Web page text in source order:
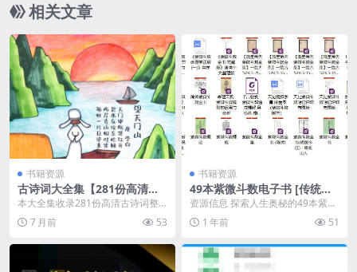
相关文章
书籍资源
古诗词大全集【281份高清资
料整理版】【PDF】
本大全集收录281份高清古诗词整
理资料，涵盖《诗经》《楚辞》、
汉乐府、唐诗、宋词...
7 月前 53
书籍资源
49本紫微斗数电子书 [传统文
化]
资源信息 探索人生奥秘的49本紫微
斗数电子书，涵盖紫微斗数的起源
与演变、星宿解析...
1 年前 51